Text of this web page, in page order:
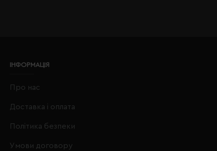
ІНФОРМАЦІЯ
Про нас
Доставка і оплата
Політика безпеки
Умови договору